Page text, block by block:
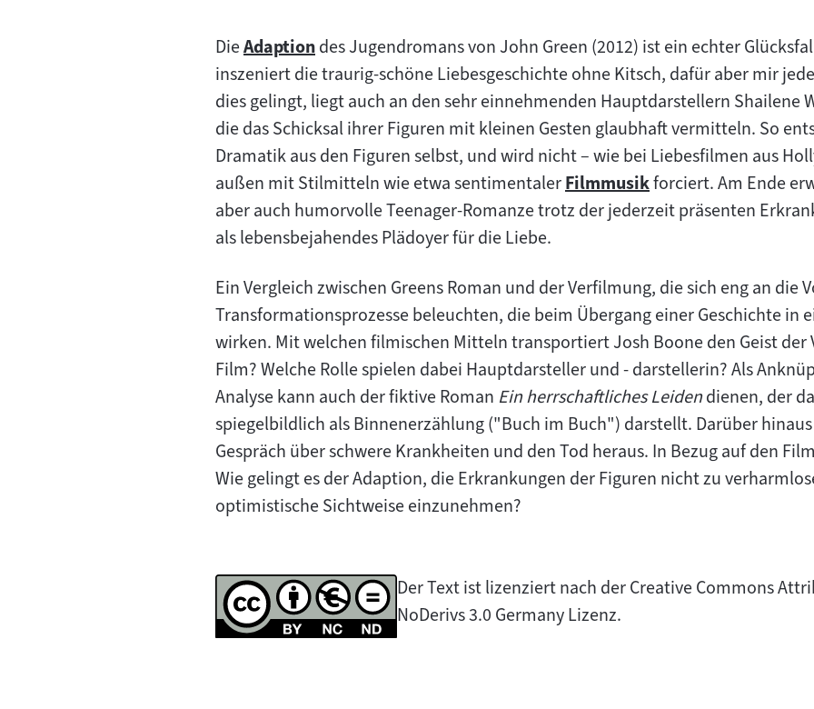
DieZum
Inhalt:
Adaptiondes Jugendromans von John Green (2012) ist ein echter
inszeniert die traurig-schöne Liebesgeschichte ohne Kitsch, dafür aber mir
dies gelingt, liegt auch an den sehr einnehmenden Hauptdarstellern Shailene
die das Schicksal ihrer Figuren mit kleinen Gesten glaubhaft vermitteln. So
Dramatik aus den Figuren selbst, und wird nicht – wie bei Liebesfilmen aus
außen mit Stilmitteln wie etwa sentimentalerZum
Inhalt:
Filmmusikforciert. Am Ende
aber auch humorvolle Teenager-Romanze trotz der jederzeit präsenten
als lebensbejahendes Plädoyer für die Liebe.
Ein Vergleich zwischen Greens Roman und der Verfilmung, die sich eng an die
Transformationsprozesse beleuchten, die beim Übergang einer Geschichte in
wirken. Mit welchen filmischen Mitteln transportiert Josh Boone den Geist der
Film? Welche Rolle spielen dabei Hauptdarsteller und - darstellerin? Als
Analyse kann auch der fiktive Roman Ein herrschaftliches Leidendienen, der
spiegelbildlich als Binnenerzählung ("Buch im Buch") darstellt. Darüber
Gespräch über schwere Krankheiten und den Tod heraus. In Bezug auf den
Wie gelingt es der Adaption, die Erkrankungen der Figuren nicht zu
optimistische Sichtweise einzunehmen?
Der Text ist lizenziert nach der Creative Commons
NoDerivs 3.0 Germany Lizenz.